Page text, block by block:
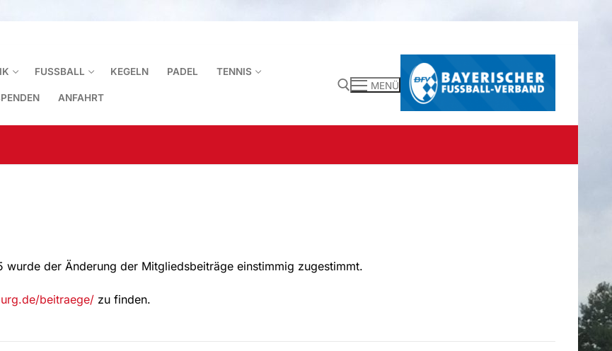
FUSSBALL KEGELN PADEL TENNIS
ANFAHRT
MENÜ
wurde der Änderung der Mitgliedsbeiträge einstimmig zugestimmt.
beitraege/ zu finden.